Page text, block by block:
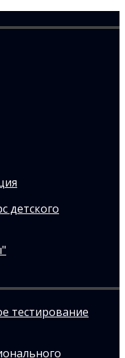
детского
тестирование